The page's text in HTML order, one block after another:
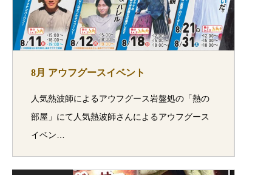
8月 アウフグースイベント
人気熱波師によるアウフグース岩盤処の「熱の
部屋」にて人気熱波師さんによるアウフグース
イベン…